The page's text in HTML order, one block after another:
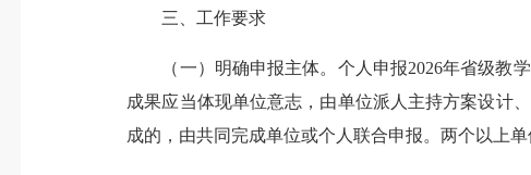
三、工作要求
（一）明确申报主体。个人申报2026年省级教学
成果应当体现单位意志，由单位派人主持方案设计
成的，由共同完成单位或个人联合申报。两个以上